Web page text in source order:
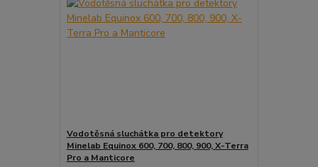
Vodotěsná sluchátka pro detektory
Minelab Equinox 600, 700, 800, 900, X-Terra
Pro a Manticore